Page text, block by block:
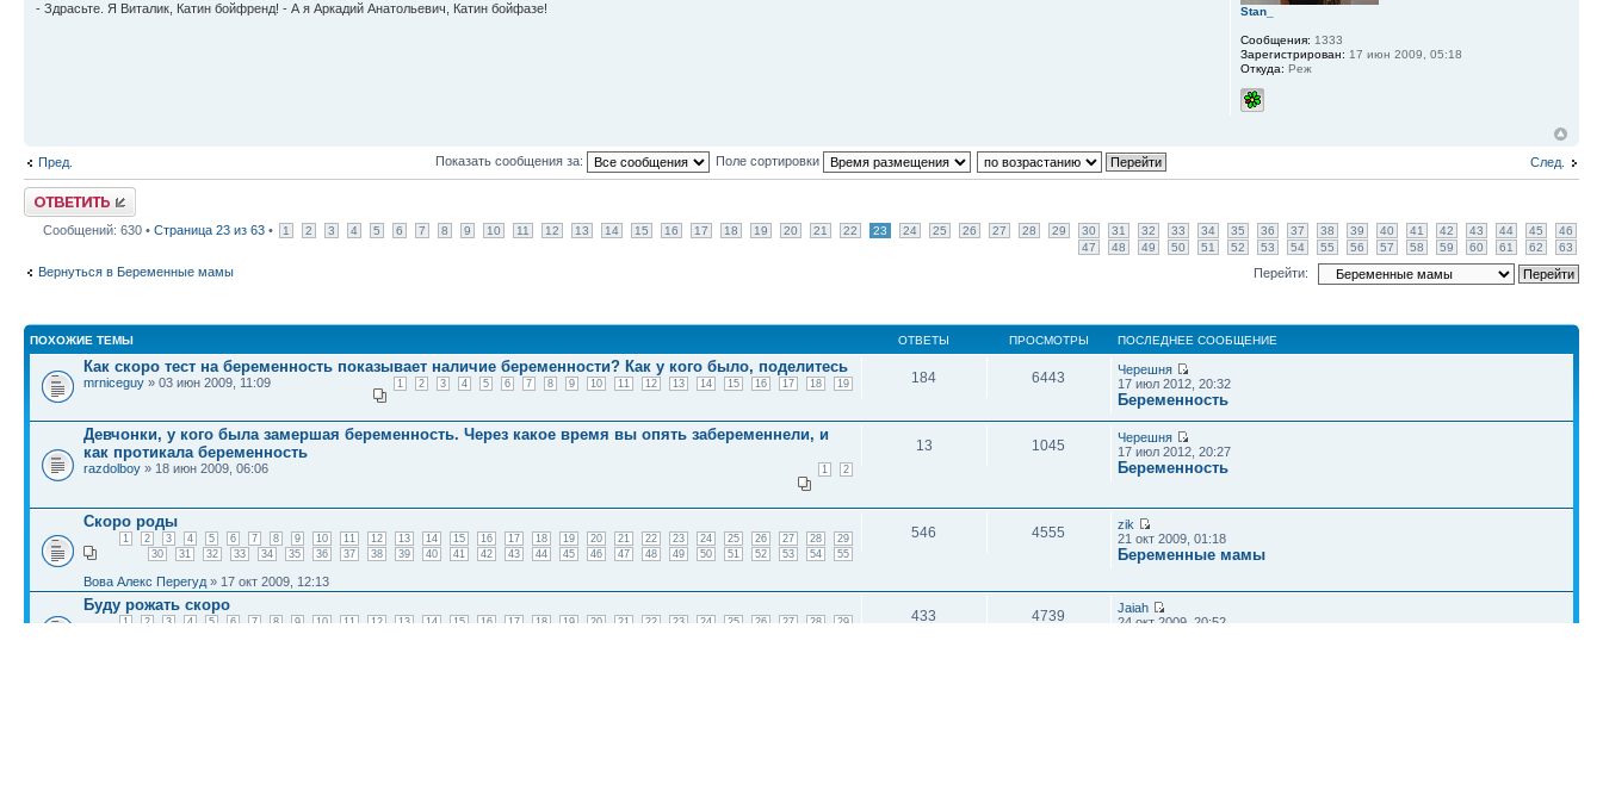
- Здрасьте. Я Виталик, Катин бойфренд! - А я Аркадий Анатольевич, Катин бойфазе! Stan_
Сообщения: 1333
Зарегистрирован: 17 июн 2009, 05:18
Откуда: Реж
Пред. След.
Показать сообщения за: Поле сортировки
Ответить
Сообщений: 630 • Страница 23 из 63 • 1 2 3 4 5 6 7 8 9 10 11 12 13 14 15 16 17 18 19 20 21 22 23 24 25 26 27 28 29 30 31 32 33 34 35 36 37 38 39 40 41 42 43 44 45
46
47
48 49 50 51 52 53 54 55 56 57 58 59 60 61 62 63
Вернуться в Беременные мамы Перейти:
ПОХОЖИЕ ТЕМЫ ОТВЕТЫ ПРОСМОТРЫ ПОСЛЕДНЕЕ СООБЩЕНИЕ
Как скоро тест на беременность показывает наличие беременности? Как у кого было, поделитесь
1 2 3 4 5 6 7 8 9 10 11 12 13 14 15 16 17 18 19
mrniceguy » 03 июн 2009, 11:09 184 6443
Черешня
17 июл 2012, 20:32
Беременность
Девчонки, у кого была замершая беременность. Через какое время вы опять забеременнели, и
как протикала беременность
1 2
razdolboy » 18 июн 2009, 06:06
13 1045
Черешня
17 июл 2012, 20:27
Беременность
Скоро роды
1 2 3 4 5 6 7 8 9 10 11 12 13 14 15 16 17 18 19 20 21 22 23 24 25 26 27 28
29
30
31 32 33 34 35 36 37 38 39 40 41 42 43 44 45 46 47 48 49 50 51 52 53 54 55
Вова Алекс Перегуд » 17 окт 2009, 12:13
546 4555
zik
21 окт 2009, 01:18
Беременные мамы
Буду рожать скоро
1 2 3 4 5 6 7 8 9 10 11 12 13 14 15 16 17 18 19 20 21 22 23 24 25 26 27 28
29
433 4739
Jaiah
24 окт 2009, 20:52